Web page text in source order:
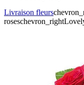
Livraison fleurs
roseschevron_right